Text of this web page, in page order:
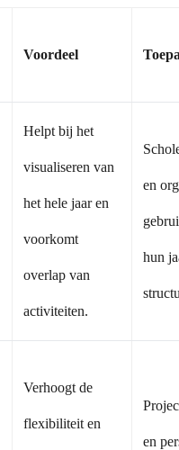
Voordeel
Helpt bij het
visualiseren van
het hele jaar en
voorkomt
overlap van
activiteiten.
en
hun
Verhoogt de
flexibiliteit en
en